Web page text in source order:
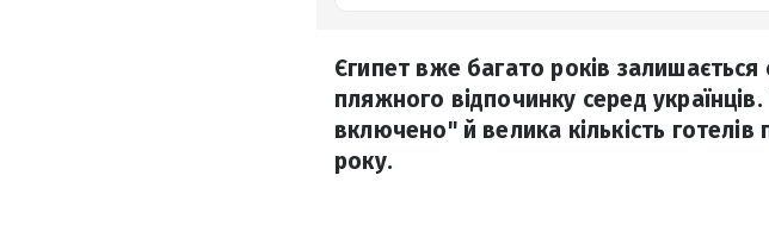
Єгипет вже багато років
пляжного відпочинку серед
включено" й велика кількість
року.